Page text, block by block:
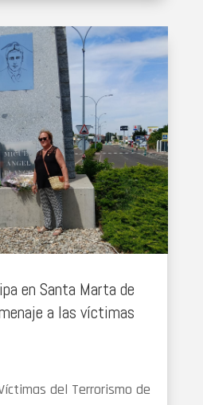
en Santa Marta de
a las víctimas
del Terrorismo de